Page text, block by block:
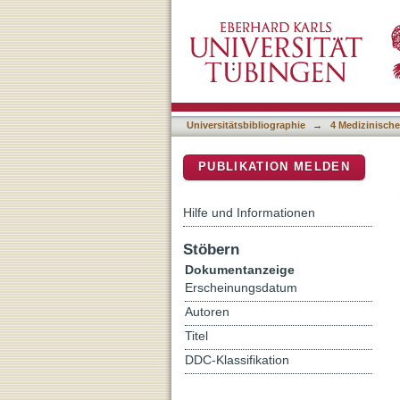
Parkinson's disease
Universitätsbibliographie → 4
PUBLIKATION MELDEN
Hilfe und Informationen
Stöbern
Dokumentanzeige
Erscheinungsdatum
Autoren
Titel
DDC-Klassifikation